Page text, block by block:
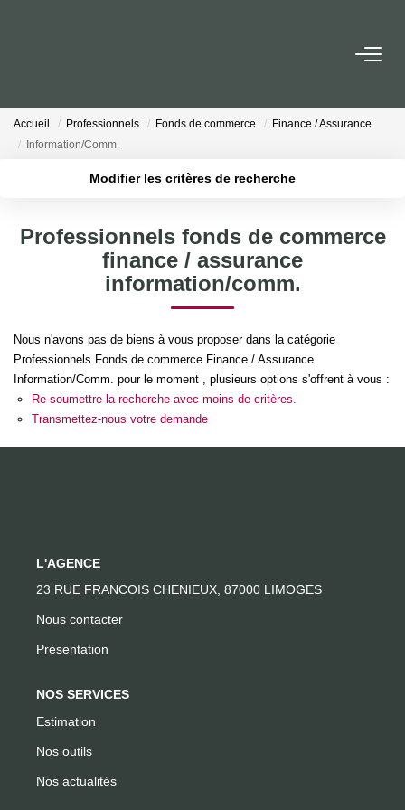
ESTIMER
NOTRE AGENCE
Qui Sommes-Nous
Nos Actualités
Accueil Professionnels Fonds de commerce
Finance / Assurance
Information/Comm.
Modifier les critères de recherche
Type de bien
Plus de critères
Professionnels fonds de commerce
finance / assurance
information/comm.
Nous n'avons pas de biens à vous proposer dans la catégorie
Professionnels Fonds de commerce Finance / Assurance
Information/Comm. pour le moment , plusieurs options s'offrent à vous :
Re-soumettre la recherche avec moins de critères.
Transmettez-nous votre demande
L'AGENCE
23 RUE FRANCOIS CHENIEUX, 87000 LIMOGES
Nous contacter
Présentation
NOS SERVICES
Estimation
Nos outils
Nos actualités